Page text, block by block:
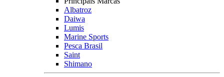
Albatroz
Daiwa
Lumis
Marine Sports
Pesca Brasil
Saint
Shimano